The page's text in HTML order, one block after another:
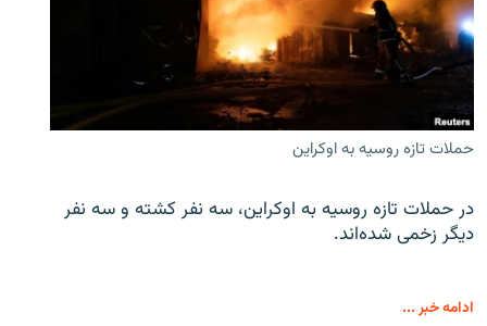
حملات تازه روسیه به اوکراین
در حملات تازه روسیه به اوکراین، سه نفر کشته و سه نفر
دیگر زخمی شده‌اند.
ادامه خبر ...